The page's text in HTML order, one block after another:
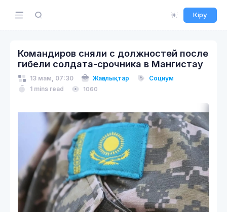
Кіру
Командиров сняли с должностей после
гибели солдата-срочника в Мангистау
13 мам, 07:30 Жаңалықтар
Социум
1 mins read
1060